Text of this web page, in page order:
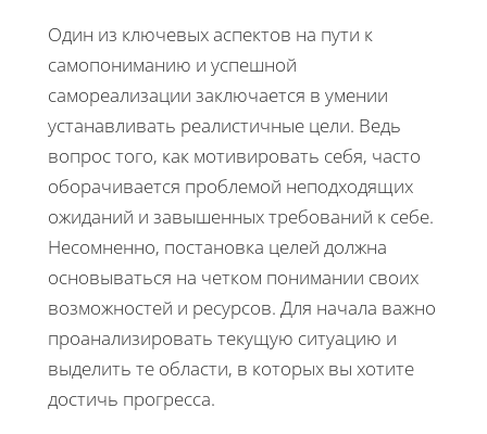
Один из ключевых аспектов на пути к
самопониманию и успешной
самореализации заключается в умении
устанавливать реалистичные цели. Ведь
вопрос того, как мотивировать себя, часто
оборачивается проблемой неподходящих
ожиданий и завышенных требований к себе.
Несомненно, постановка целей должна
основываться на четком понимании своих
возможностей и ресурсов. Для начала важно
проанализировать текущую ситуацию и
выделить те области, в которых вы хотите
достичь прогресса.